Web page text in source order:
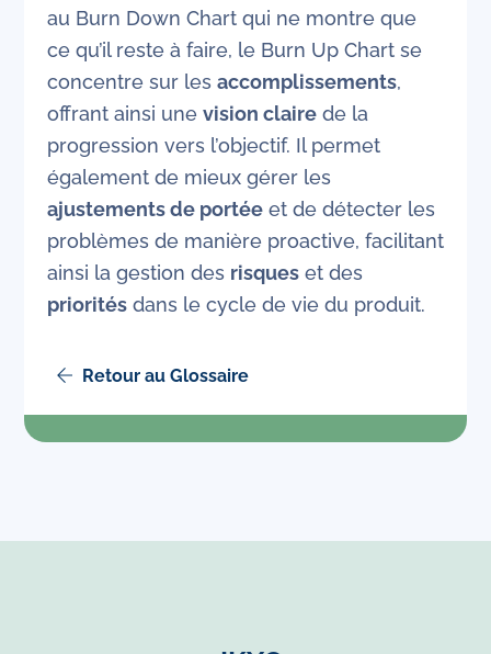
au Burn Down Chart qui ne montre que
ce qu’il reste à faire, le Burn Up Chart se
concentre sur les accomplissements,
offrant ainsi une vision clairede la
progression vers l’objectif. Il permet
également de mieux gérer les
ajustements de portéeet de détecter les
problèmes de manière proactive, facilitant
ainsi la gestion des risqueset des
prioritésdans le cycle de vie du produit.
Retour au Glossaire